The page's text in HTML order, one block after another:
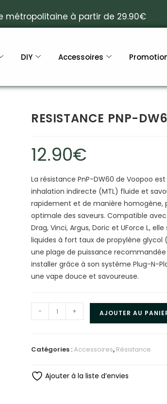
métropolitaine à partir de 29.90€
DIY Accessoires
RESISTANCE PNP-
12.90€
La résistance PnP-DW60 de Voopoo
inhalation indirecte (MTL) fluide et
rapidement et de manière homogène,
optimale des saveurs. Compatible
Drag, Vinci, Argus, Doric et UForce L,
liquides à fort taux de propylène glycol
une plage de puissance
installer grâce à son système Plug-N-
une vape douce et savoureuse.
- + AJOUTER AU
Catégories :Accessoires, Résistance
Ajouter à la liste d’envies